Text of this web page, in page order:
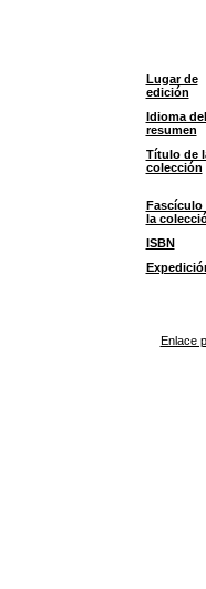
Lugar de
edición
Idioma del
resumen
Título de
colección
Fascículo
la
ISBN
Enlace